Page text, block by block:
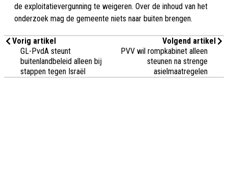
de exploitatievergunning te weigeren. Over de inhoud van het
onderzoek mag de gemeente niets naar buiten brengen.
Vorig artikel
GL-PvdA steunt
buitenlandbeleid alleen bij
stappen tegen Israël
Volgend artikel
PVV wil rompkabinet alleen
steunen na strenge
asielmaatregelen